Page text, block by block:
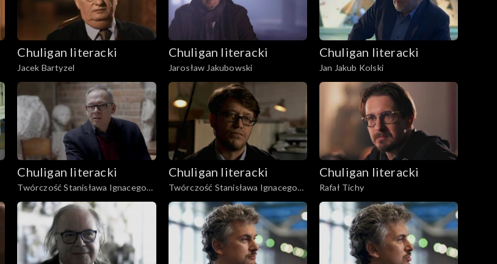
Chuligan literacki
Jacek Bartyzel
Chuligan literacki
Jarosław Jakubowski
Chuligan literacki
Jan Jakub Kolski
Chuligan literacki
Twórczość Stanisława Ignacego
Witkiewicza, cz. 1
Chuligan literacki
Twórczość Stanisława Ignacego
Witkiewicza, cz. 2
Chuligan literacki
Rafał Tichy